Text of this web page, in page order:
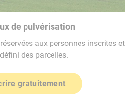
de pulvérisation
aux personnes inscrites et
des parcelles.
gratuitement